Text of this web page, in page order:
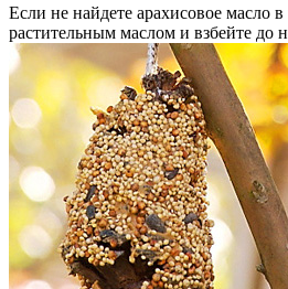
Если не найдете арахисовое
растительным маслом и взбейте до